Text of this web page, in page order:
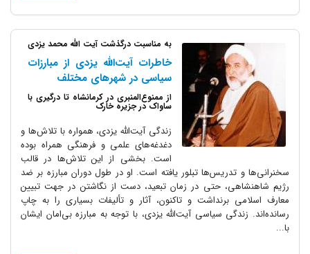
به مناسبت درگذشت آیت الله محمد یزدی
خاطرات آیت‌الله یزدی از مبارزات
سیاسی در شهرهای مختلف
از ممنوع‌المنبری در کرمانشاه تا درگیری با
ساواک در جزیره خارک
زندگی آیت‌الله یزدی، همواره با تلاش‌ها و
دغدغه‌‌های علمی و فرهنگی همراه بوده
است. بخشی از این تلاش‌ها در قالب
سخنرانی‌ها و تدریس‌ها تبلور یافته است. او در طول دوران مبارزه بر ضد
رژیم شاهنشاهی، حتی در زمان تبعید، دست از نگاشتن در جهت تبیین
معارف اسلامی برنداشت و تاکنون، آثار و تألیفات بسیاری را به چاپ
رسانده‌‌اند. زندگی سیاسی آیت‌الله یزدی، با توجه به مبارزه بی‌امان ایشان
با...